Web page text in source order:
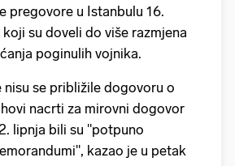
pregovore u Istanbulu 16.
su doveli do više razmjena
poginulih vojnika.
nisu se približile dogovoru o
nacrti za mirovni dogovor
lipnja bili su "potpuno
kazao je u petak